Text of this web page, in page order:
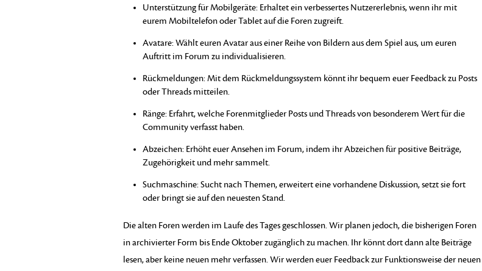
Unterstützung für Mobilgeräte: Erhaltet ein verbessertes Nutzererlebnis, wenn ihr mit
eurem Mobiltelefon oder Tablet auf die Foren zugreift.
Avatare: Wählt euren Avatar aus einer Reihe von Bildern aus dem Spiel aus, um euren
Auftritt im Forum zu individualisieren.
Rückmeldungen: Mit dem Rückmeldungssystem könnt ihr bequem euer Feedback zu Posts
oder Threads mitteilen.
Ränge: Erfahrt, welche Forenmitglieder Posts und Threads von besonderem Wert für die
Community verfasst haben.
Abzeichen: Erhöht euer Ansehen im Forum, indem ihr Abzeichen für positive Beiträge,
Zugehörigkeit und mehr sammelt.
Suchmaschine: Sucht nach Themen, erweitert eine vorhandene Diskussion, setzt sie fort
oder bringt sie auf den neuesten Stand.
Die alten Foren werden im Laufe des Tages geschlossen. Wir planen jedoch, die bisherigen Foren
in archivierter Form bis Ende Oktober zugänglich zu machen. Ihr könnt dort dann alte Beiträge
lesen, aber keine neuen mehr verfassen. Wir werden euer Feedback zur Funktionsweise der neuen